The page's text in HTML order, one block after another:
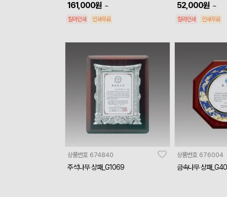
161,000원 ~
칼라인쇄 인쇄무료
52,000원 ~
칼라인쇄 인쇄무료
상품번호 674840
주석나무 상패_G1069
상품번호 676004
금속나무 상패